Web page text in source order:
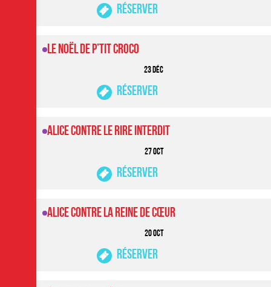
Réserver
23 DéC
Le Noël de P’tit Croco
Réserver
27 OCT
Alice contre le rire interdit
Réserver
20 OCT
Alice contre la reine de cœur
Réserver